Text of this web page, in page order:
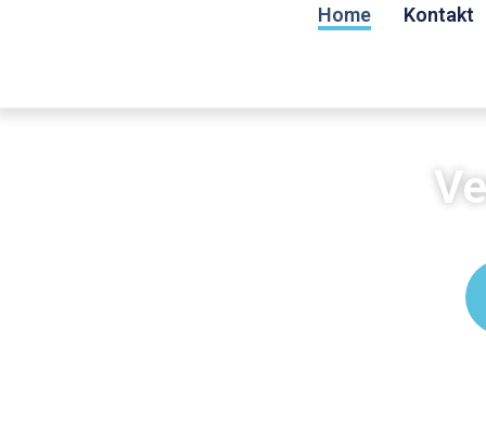
Home Kontakt